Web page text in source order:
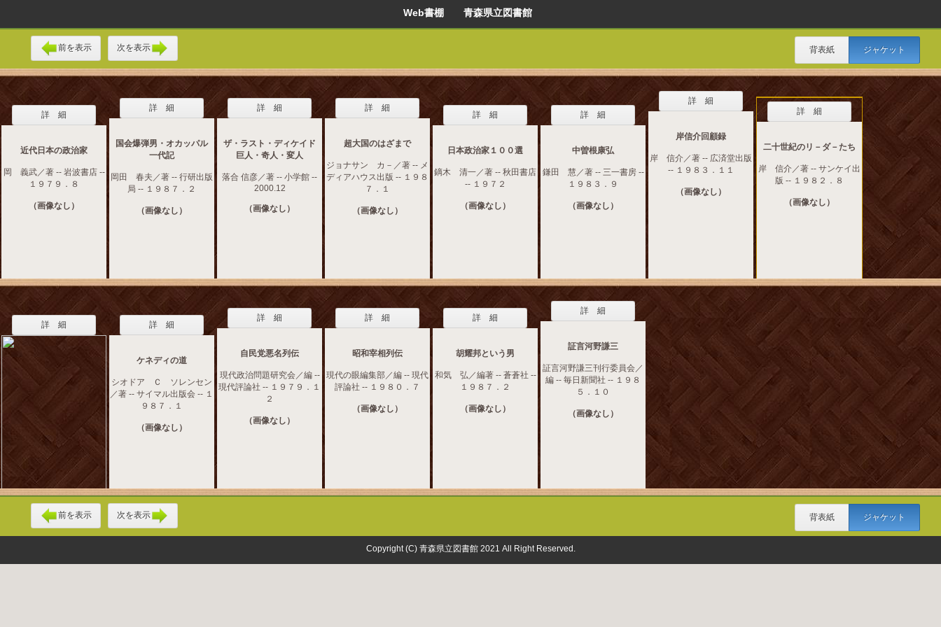
Web書棚 青森県立図書館
前を表示 次を表示 背表紙 ジャケット
詳 細
近代日本の政治家
岡 義武／著 -- 岩波書店 --
１９７９．８
（画像なし）
詳 細
国会爆弾男・オカッパル
一代記
岡田 春夫／著 -- 行研出版
局 -- １９８７．２
（画像なし）
詳 細
ザ・ラスト・ディケイド
巨人・奇人・変人
落合 信彦／著 -- 小学館 --
2000.12
（画像なし）
詳 細
超大国のはざまで
ジョナサン カ－／著 -- メ
ディアハウス出版 -- １９８
７．１
（画像なし）
詳 細
日本政治家１００選
鏑木 清一／著 -- 秋田書店
-- １９７２
（画像なし）
詳 細
中曽根康弘
鎌田 慧／著 -- 三一書房 --
１９８３．９
（画像なし）
詳 細
岸信介回顧録
岸 信介／著 -- 広済堂出版
-- １９８３．１１
（画像なし）
詳 細
二十世紀のリ－ダ－たち
岸 信介／著 -- サンケイ出
版 -- １９８２．８
（画像なし）
詳 細 詳 細
ケネディの道
シオドア Ｃ ソレンセン
／著 -- サイマル出版会 -- １
９８７．１
（画像なし）
詳 細
自民党悪名列伝
現代政治問題研究会／編 --
現代評論社 -- １９７９．１
２
（画像なし）
詳 細
昭和宰相列伝
現代の眼編集部／編 -- 現代
評論社 -- １９８０．７
（画像なし）
詳 細
胡耀邦という男
和気 弘／編著 -- 蒼蒼社 --
１９８７．２
（画像なし）
詳 細
証言河野謙三
証言河野謙三刊行委員会／
編 -- 毎日新聞社 -- １９８
５．１０
（画像なし）
前を表示 次を表示 背表紙 ジャケット
Copyright (C) 青森県立図書館 2021 All Right Reserved.